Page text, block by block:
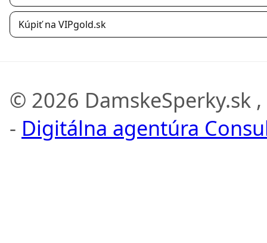
Kúpiť na VIPgold.sk
© 2026 DamskeSperky.sk
- Digitálna agentúra